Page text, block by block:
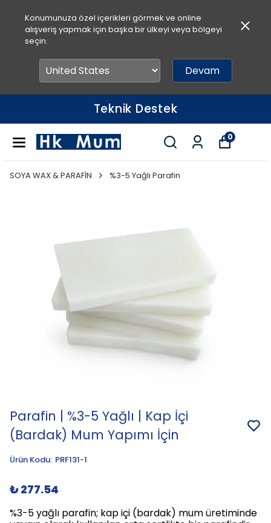
Konumunuza özel içerikleri görmek ve online
alışveriş yapmak için başka bir ülkeyi veya bölgeyi
seçin.
Devam
Teknik Destek
0
SOYA WAX & PARAFİN %3-5 Yağlı Parafin
Parafin | %3-5 Yağlı | Kap İçi
(Bardak) Mum Yapımı İçin
Ürün Kodu: PRF131-1
₺ 277.54
%3-5 yağlı parafin; kap içi (bardak) mum üretiminde